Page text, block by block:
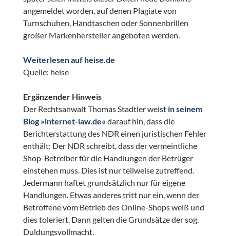
angemeldet worden, auf denen Plagiate von
Turnschuhen, Handtaschen oder Sonnenbrillen
großer Markenhersteller angeboten werden.
Weiterlesen auf heise.de
Quelle: heise
Ergänzender Hinweis
Der Rechtsanwalt Thomas Stadtler weist in seinem
Blog »internet-law.de« darauf hin, dass die
Berichterstattung des NDR einen juristischen Fehler
enthält: Der NDR schreibt, dass der vermeintliche
Shop-Betreiber für die Handlungen der Betrüger
einstehen muss. Dies ist nur teilweise zutreffend.
Jedermann haftet grundsätzlich nur für eigene
Handlungen. Etwas anderes tritt nur ein, wenn der
Betroffene vom Betrieb des Online-Shops weiß und
dies toleriert. Dann gelten die Grundsätze der sog.
Duldungsvollmacht.